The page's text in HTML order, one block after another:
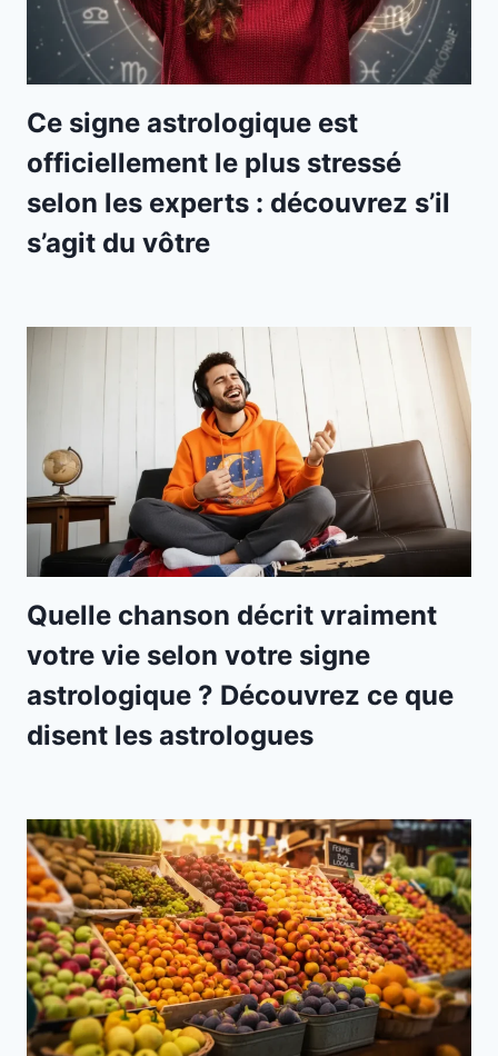
Ce signe astrologique est
officiellement le plus stressé
selon les experts : découvrez s’il
s’agit du vôtre
Quelle chanson décrit vraiment
votre vie selon votre signe
astrologique ? Découvrez ce que
disent les astrologues